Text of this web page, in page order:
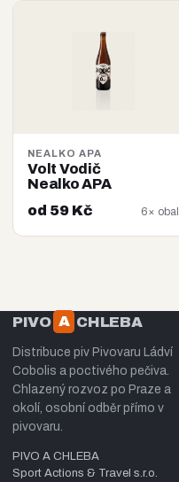
NEALKO APA
Volt Vodič
Nealko APA
od 59 Kč
6× obal
PIVO A CHLEBA
Distribuce piv Pivovaru Ládví
Cobolis a poctivého pečiva.
Chlazený rozvoz po Praze a
okolí, osobní odběr přímo v
pivovaru.
PIVO A CHLEBA
Sport Actions & Travel s.r.o.